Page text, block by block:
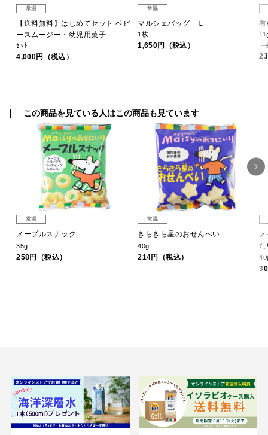
常温
【送料無料】はじめてセット ベビ
ースムージー・幼児用菓子
ｾｯﾄ
4,000円（税込）
常温
マルシェバッグ Ｌ
1枚
1,650円（税込）
この商品を見ている人はこの商品も見ています
常温
メープルスナック
35g
258円（税込）
常温
きらきら星のおせんべい
40g
214円（税込）